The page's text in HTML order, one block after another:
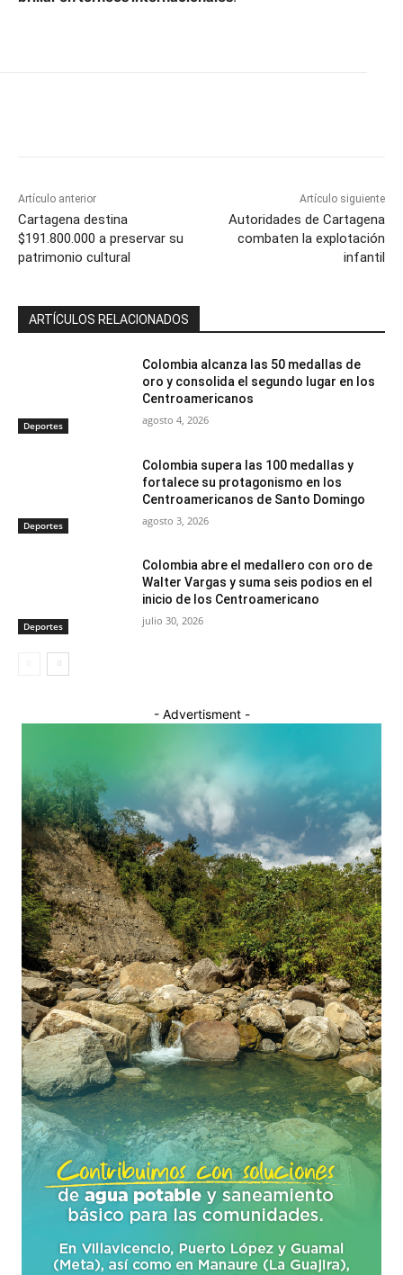
Artículo anterior
Cartagena destina
$191.800.000 a preservar su
patrimonio cultural
Artículo siguiente
Autoridades de Cartagena
combaten la explotación
infantil
ARTÍCULOS RELACIONADOS
Deportes
Colombia alcanza las 50 medallas de
oro y consolida el segundo lugar en los
Centroamericanos
agosto 4, 2026
Deportes
Colombia supera las 100 medallas y
fortalece su protagonismo en los
Centroamericanos de Santo Domingo
agosto 3, 2026
Deportes
Colombia abre el medallero con oro de
Walter Vargas y suma seis podios en el
inicio de los Centroamericano
julio 30, 2026
- Advertisment -